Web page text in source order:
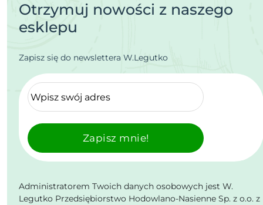
Otrzymuj nowości z naszego
esklepu
Zapisz się do newslettera W.Legutko
Zapisz mnie!
Administratorem Twoich danych osobowych jest W.
Legutko Przedsiębiorstwo Hodowlano-Nasienne Sp. z o.o. z